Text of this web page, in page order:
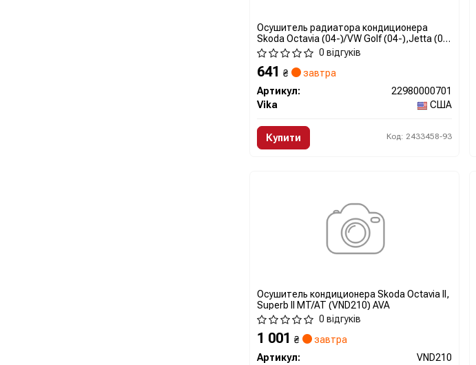
Осушитель радиатора кондиционера
Skoda Octavia (04-)/VW Golf (04-),Jetta (06-
15)/Audi A3 (04-09),TT (07-09)
(22980000701) VIKA
0 відгуків
641 ₴
завтра
Артикул:
22980000701
Vika
США
Купити Код: 2433458-93
Осушитель кондиционера Skoda Octavia II,
Superb II MT/AT (VND210) AVA
0 відгуків
1 001 ₴
завтра
Артикул:
VND210